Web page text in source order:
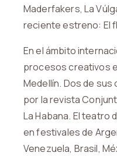
Maderfakers, La
reciente estreno: El
En el ámbito
procesos creativos
Medellín. Dos de
por la revista
La Habana. El teatro
en festivales de
Venezuela, Brasil,